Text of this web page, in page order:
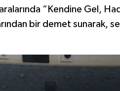
“Kendine Gel,
bir demet sunarak,